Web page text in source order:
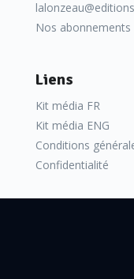
Nos abonnements
Liens
Kit média FR
Kit média ENG
Conditions
Confidentialité